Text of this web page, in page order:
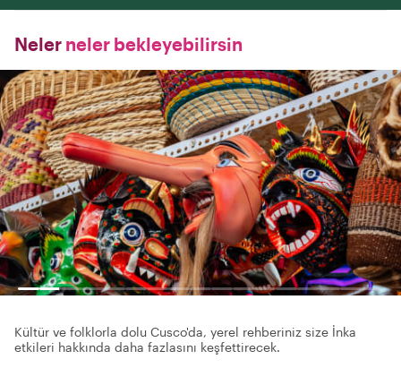
Neler neler bekleyebilirsin
Kültür ve folklorla dolu Cusco'da, yerel rehberiniz size İnka
etkileri hakkında daha fazlasını keşfettirecek.